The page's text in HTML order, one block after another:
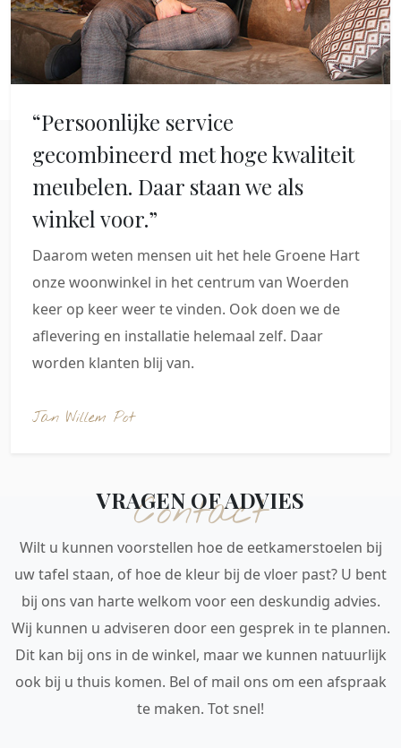
“Persoonlijke service
gecombineerd met hoge kwaliteit
meubelen. Daar staan we als
winkel voor.”
Daarom weten mensen uit het hele Groene Hart
onze woonwinkel in het centrum van Woerden
keer op keer weer te vinden. Ook doen we de
aflevering en installatie helemaal zelf. Daar
worden klanten blij van.
Jan Willem Pot
Contact
VRAGEN OF ADVIES
Wilt u kunnen voorstellen hoe de eetkamerstoelen bij
uw tafel staan, of hoe de kleur bij de vloer past? U bent
bij ons van harte welkom voor een deskundig advies.
Wij kunnen u adviseren door een gesprek in te plannen.
Dit kan bij ons in de winkel, maar we kunnen natuurlijk
ook bij u thuis komen. Bel of mail ons om een afspraak
te maken. Tot snel!